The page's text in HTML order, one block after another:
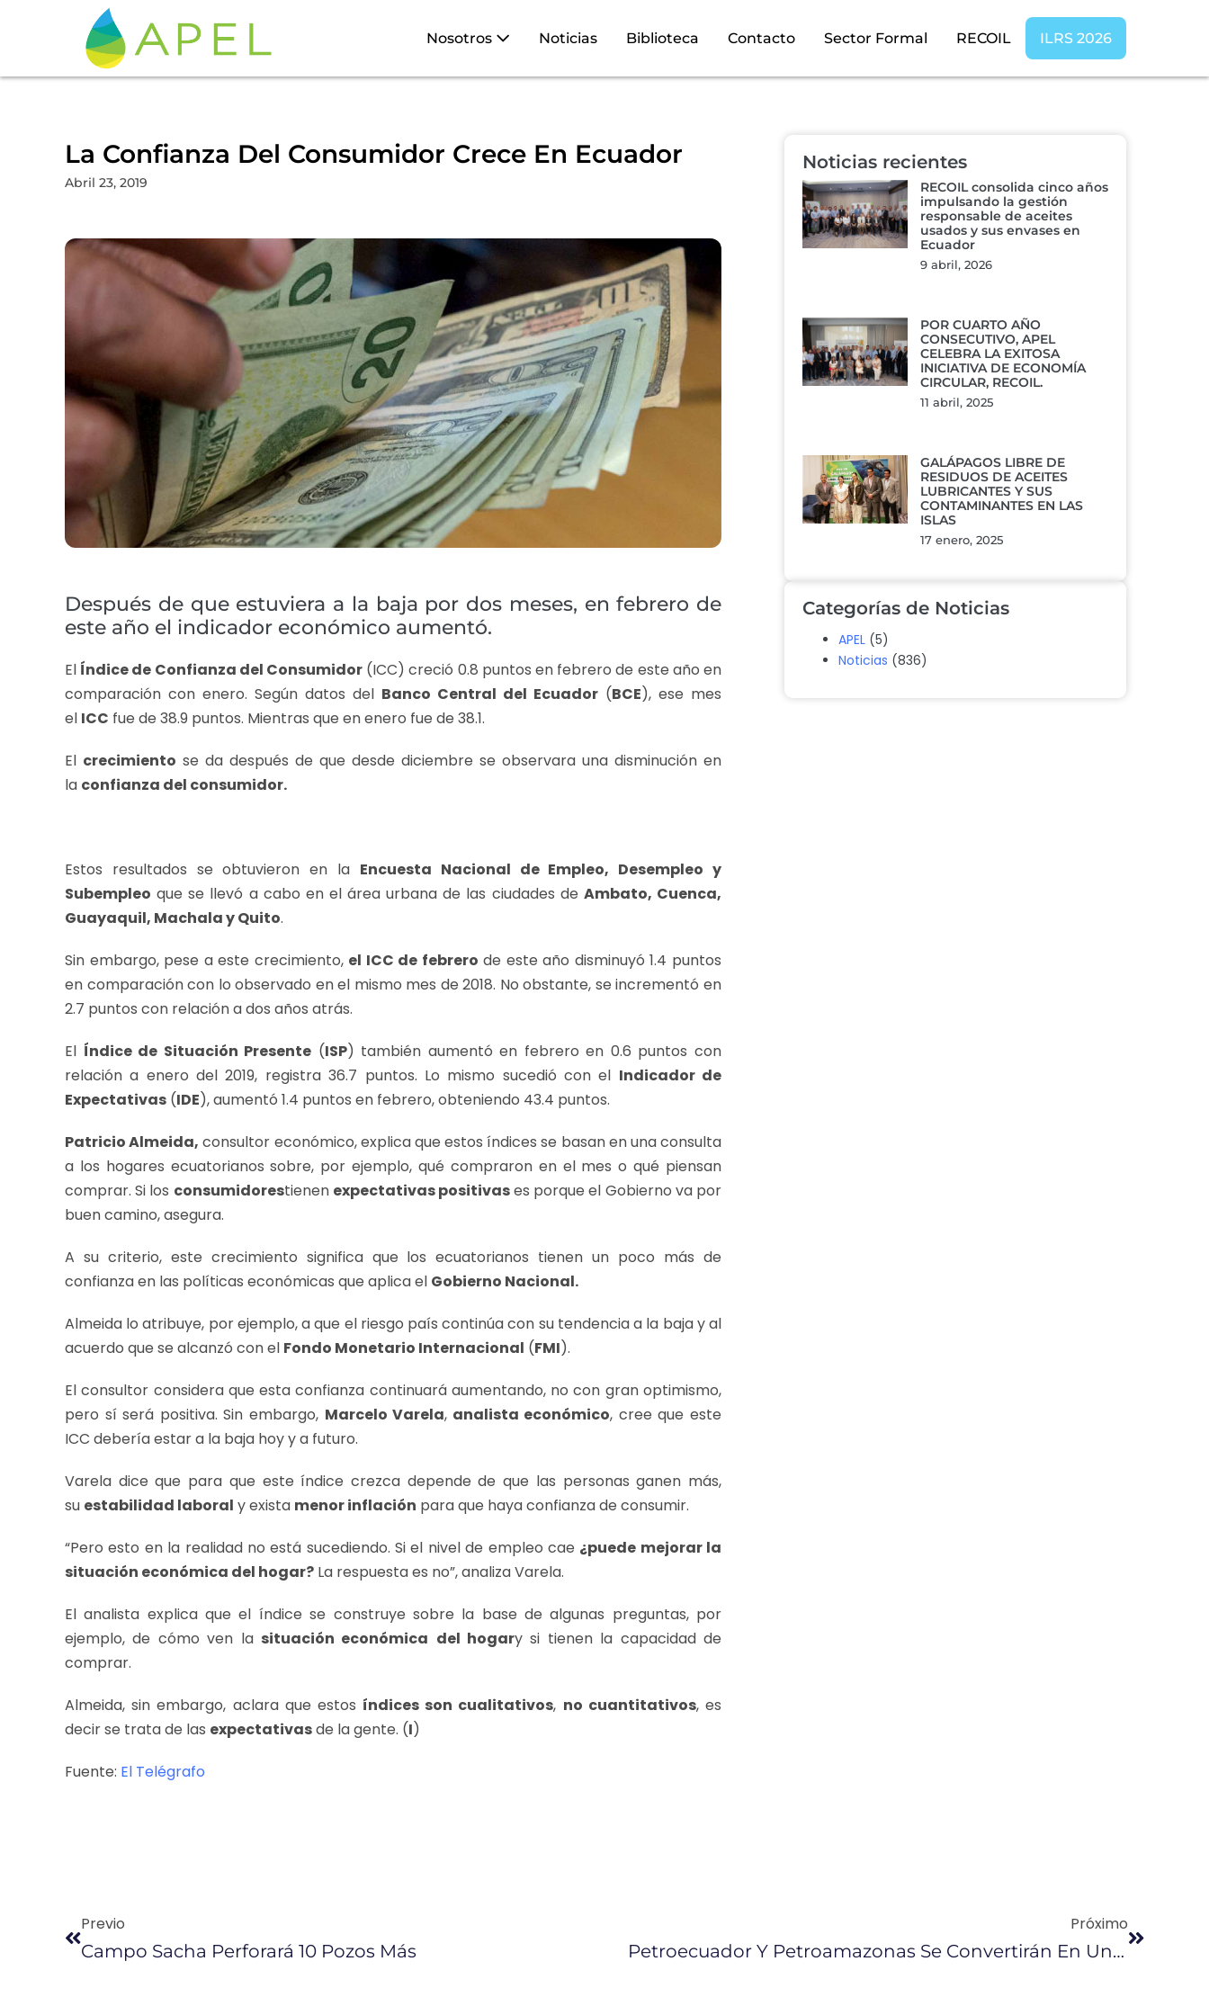
Nosotros Noticias Biblioteca Contacto Sector Formal RECOIL ILRS 2026
La Confianza Del Consumidor Crece En Ecuador
Abril 23, 2019
Después de que estuviera a la baja por dos meses, en febrero de
este año el indicador económico aumentó.
El Índice de Confianza del Consumidor (ICC) creció 0.8 puntos en febrero de este año en
comparación con enero. Según datos del Banco Central del Ecuador (BCE), ese mes
el ICC fue de 38.9 puntos. Mientras que en enero fue de 38.1.
El crecimiento se da después de que desde diciembre se observara una disminución en
la confianza del consumidor.
Estos resultados se obtuvieron en la Encuesta Nacional de Empleo, Desempleo y
Subempleo que se llevó a cabo en el área urbana de las ciudades de Ambato, Cuenca,
Guayaquil, Machala y Quito.
Sin embargo, pese a este crecimiento, el ICC de febrero de este año disminuyó 1.4 puntos
en comparación con lo observado en el mismo mes de 2018. No obstante, se incrementó en
2.7 puntos con relación a dos años atrás.
El Índice de Situación Presente (ISP) también aumentó en febrero en 0.6 puntos con
relación a enero del 2019, registra 36.7 puntos. Lo mismo sucedió con el Indicador de
Expectativas (IDE), aumentó 1.4 puntos en febrero, obteniendo 43.4 puntos.
Patricio Almeida, consultor económico, explica que estos índices se basan en una consulta
a los hogares ecuatorianos sobre, por ejemplo, qué compraron en el mes o qué piensan
comprar. Si los consumidorestienen expectativas positivases porque el Gobierno va por
buen camino, asegura.
A su criterio, este crecimiento significa que los ecuatorianos tienen un poco más de
confianza en las políticas económicas que aplica el Gobierno Nacional.
Almeida lo atribuye, por ejemplo, a que el riesgo país continúa con su tendencia a la baja y al
acuerdo que se alcanzó con el Fondo Monetario Internacional (FMI).
El consultor considera que esta confianza continuará aumentando, no con gran optimismo,
pero sí será positiva. Sin embargo, Marcelo Varela, analista económico, cree que este
ICC debería estar a la baja hoy y a futuro.
Varela dice que para que este índice crezca depende de que las personas ganen más,
su estabilidad laboral y exista menor inflación para que haya confianza de consumir.
“Pero esto en la realidad no está sucediendo. Si el nivel de empleo cae ¿puede mejorar la
situación económica del hogar? La respuesta es no”, analiza Varela.
El analista explica que el índice se construye sobre la base de algunas preguntas, por
ejemplo, de cómo ven la situación económica del hogary si tienen la capacidad de
comprar.
Almeida, sin embargo, aclara que estos índices son cualitativos, no cuantitativos, es
decir se trata de las expectativasde la gente. (I)
Fuente: El Telégrafo
Noticias recientes
RECOIL consolida cinco años
impulsando la gestión
responsable de aceites
usados y sus envases en
Ecuador
9 abril, 2026
POR CUARTO AÑO
CONSECUTIVO, APEL
CELEBRA LA EXITOSA
INICIATIVA DE ECONOMÍA
CIRCULAR, RECOIL.
11 abril, 2025
GALÁPAGOS LIBRE DE
RESIDUOS DE ACEITES
LUBRICANTES Y SUS
CONTAMINANTES EN LAS
ISLAS
17 enero, 2025
Categorías de Noticias
APEL (5)
Noticias (836)
Previo
Campo Sacha Perforará 10 Pozos Más
Próximo
Petroecuador Y Petroamazonas Se Convertirán En Una Sola Empresa Hasta 2021